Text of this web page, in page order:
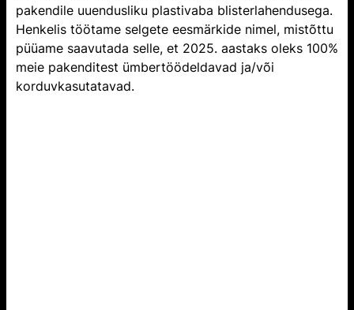
pakendile uuendusliku plastivaba blisterlahendusega.
Henkelis töötame selgete eesmärkide nimel, mistõttu
püüame saavutada selle, et 2025. aastaks oleks 100%
meie pakenditest ümbertöödeldavad ja/või
korduvkasutatavad.